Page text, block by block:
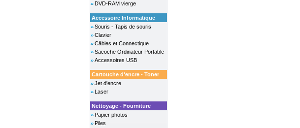
DVD-RAM vierge
Accessoire Informatique
Souris - Tapis de souris
Clavier
Câbles et Connectique
Sacoche Ordinateur Portable
Accessoires USB
Cartouche d'encre - Toner
Jet d'encre
Laser
Nettoyage - Fourniture
Papier photos
Piles